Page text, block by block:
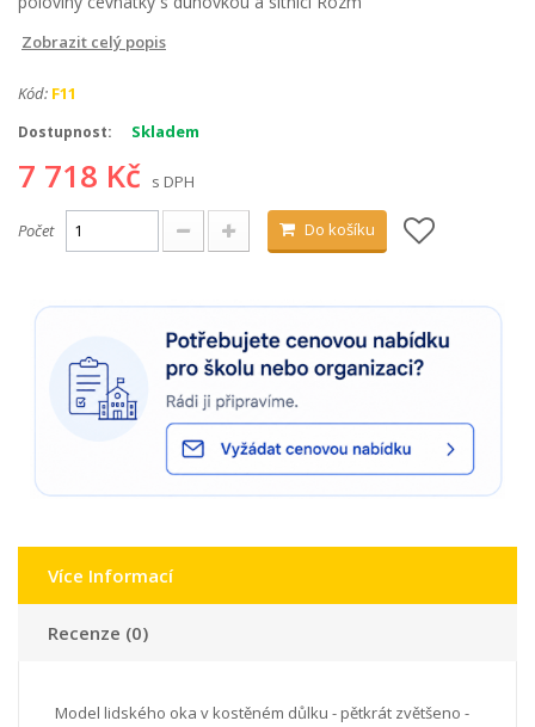
Zobrazit celý popis
Kód: F11
Dostupnost: Skladem
7 718 Kč s DPH
Počet Do košíku
Více Informací
Recenze (0)
Model lidského oka v kostěném důlku - pětkrát zvětšeno -